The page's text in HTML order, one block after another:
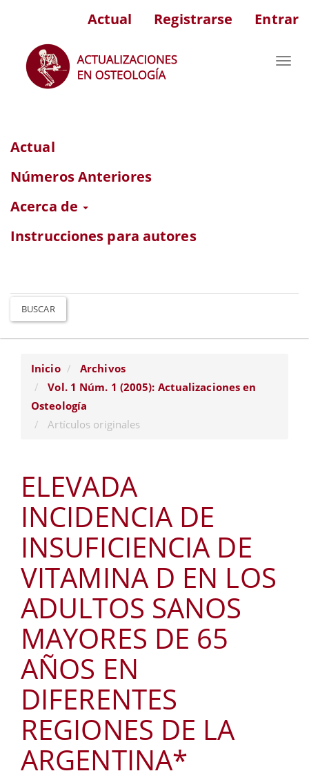
Contenido
principal
Barra
Actual Registrarse Entrar
Actual
Números Anteriores
Acerca de
Instrucciones para autores
BUSCAR
Inicio
Archivos
Vol. 1 Núm. 1 (2005): Actualizaciones en
Osteología
Artículos originales
ELEVADA
INCIDENCIA DE
INSUFICIENCIA DE
VITAMINA D EN LOS
ADULTOS SANOS
MAYORES DE 65
AÑOS EN
DIFERENTES
REGIONES DE LA
ARGENTINA*